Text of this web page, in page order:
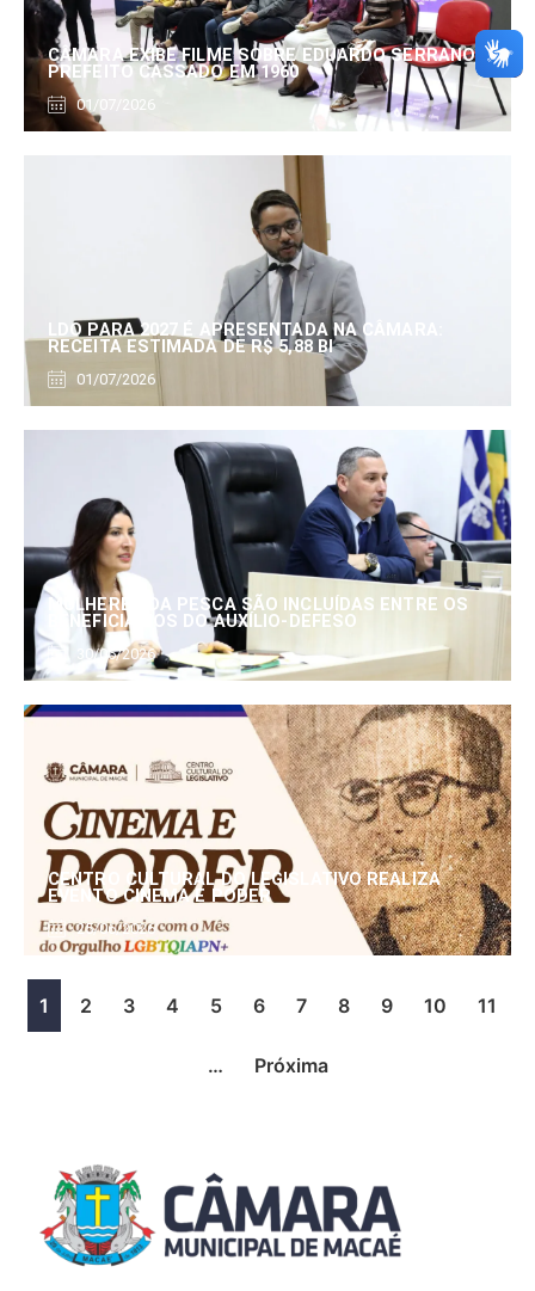
CÂMARA EXIBE FILME SOBRE EDUARDO SERRANO,
PREFEITO CASSADO EM 1960
01/07/2026
LDO PARA 2027 É APRESENTADA NA CÂMARA:
RECEITA ESTIMADA DE R$ 5,88 BI
01/07/2026
MULHERES DA PESCA SÃO INCLUÍDAS ENTRE OS
BENEFICIÁRIOS DO AUXÍLIO-DEFESO
30/06/2026
CENTRO CULTURAL DO LEGISLATIVO REALIZA
EVENTO CINEMA E PODER
25/06/2026
1 2 3 4 5 6 7 8 9 10 11
… Próxima